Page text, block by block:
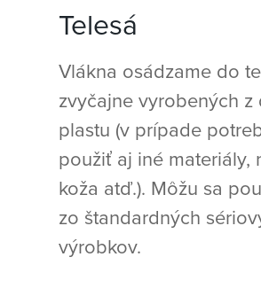
Telesá
Vlákna osádzame do
zvyčajne vyrobených
plastu (v prípade
použiť aj iné materiály,
koža atď.). Môžu sa
zo štandardných
výrobkov.